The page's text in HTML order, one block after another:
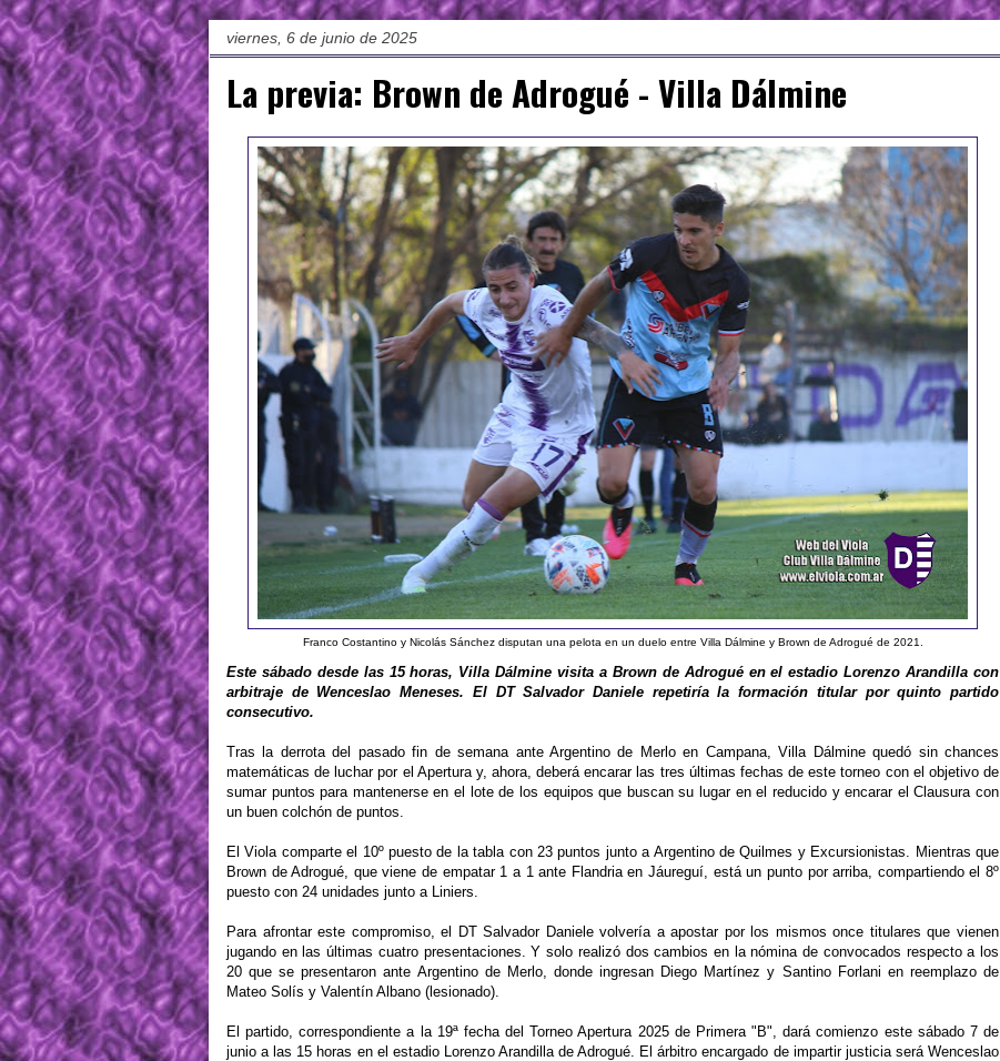
viernes, 6 de junio de 2025
La previa: Brown de Adrogué - Villa Dálmine
Franco Costantino y Nicolás Sánchez disputan una pelota en un duelo entre Villa Dálmine y Brown de Adrogué de 2021.
Este sábado desde las 15 horas, Villa Dálmine visita a Brown de Adrogué en el estadio Lorenzo Arandilla con
arbitraje de Wenceslao Meneses. El DT Salvador Daniele repetiría la formación titular por quinto partido
consecutivo.
Tras la derrota del pasado fin de semana ante Argentino de Merlo en Campana, Villa Dálmine quedó sin chances
matemáticas de luchar por el Apertura y, ahora, deberá encarar las tres últimas fechas de este torneo con el objetivo de
sumar puntos para mantenerse en el lote de los equipos que buscan su lugar en el reducido y encarar el Clausura con
un buen colchón de puntos.
El Viola comparte el 10º puesto de la tabla con 23 puntos junto a Argentino de Quilmes y Excursionistas. Mientras que
Brown de Adrogué, que viene de empatar 1 a 1 ante Flandria en Jáureguí, está un punto por arriba, compartiendo el 8º
puesto con 24 unidades junto a Liniers.
Para afrontar este compromiso, el DT Salvador Daniele volvería a apostar por los mismos once titulares que vienen
jugando en las últimas cuatro presentaciones. Y solo realizó dos cambios en la nómina de convocados respecto a los
20 que se presentaron ante Argentino de Merlo, donde ingresan Diego Martínez y Santino Forlani en reemplazo de
Mateo Solís y Valentín Albano (lesionado).
El partido, correspondiente a la 19ª fecha del Torneo Apertura 2025 de Primera "B", dará comienzo este sábado 7 de
junio a las 15 horas en el estadio Lorenzo Arandilla de Adrogué. El árbitro encargado de impartir justicia será Wenceslao